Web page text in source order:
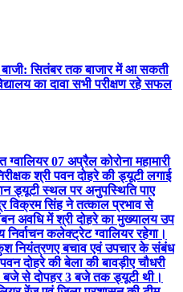
बाजी: सितंबर तक बाजार में आ सकती
का दावा सभी परीक्षण रहे सफल
ग्वालियर 07 अप्रैल कोरोना महामारी
श्री पवन दोहरे की ड्यूटी लगाई
ड्यूटी स्थल पर अनुपस्थिति पाए
विक्रम सिंह ने तत्काल प्रभाव से
अवधि में श्री दोहरे का मुख्यालय उप
निर्वाचन कलेक्ट्रेट ग्वालियर रहेगा।
नियंत्रणए बचाव एवं उपचार के संबंध
दोहरे की बेला की बावड़ीए चौधरी
बजे से दोपहर 3 बजे तक ड्यूटी थी।